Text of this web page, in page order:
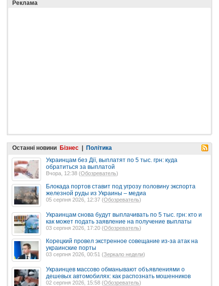
Реклама
Останні новини Бізнес
Політика
Украинцам без Дії, выплатят по 5 тыс. грн: куда
обратиться за выплатой
Вчора, 12:38 (Обозреватель)
Блокада портов ставит под угрозу половину экспорта
железной руды из Украины – медиа
05 серпня 2026, 12:37 (Обозреватель)
Украинцам снова будут выплачивать по 5 тыс. грн: кто и
как может подать заявление на получение выплаты
03 серпня 2026, 17:20 (Обозреватель)
Корецкий провел экстренное совещание из-за атак на
украинские порты
03 серпня 2026, 00:51 (Зеркало недели)
Украинцев массово обманывают объявлениями о
дешевых автомобилях: как распознать мошенников
02 серпня 2026, 15:58 (Обозреватель)